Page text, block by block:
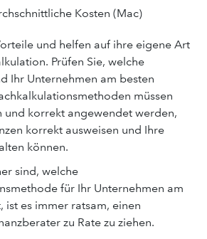
Kosten (Mac)
und helfen auf ihre eigene Art
Prüfen Sie, welche
Ihr Unternehmen am besten
müssen
und korrekt angewendet werden,
korrekt ausweisen und Ihre
können.
sind, welche
für Ihr Unternehmen am
ist es immer ratsam, einen
zu Rate zu ziehen.